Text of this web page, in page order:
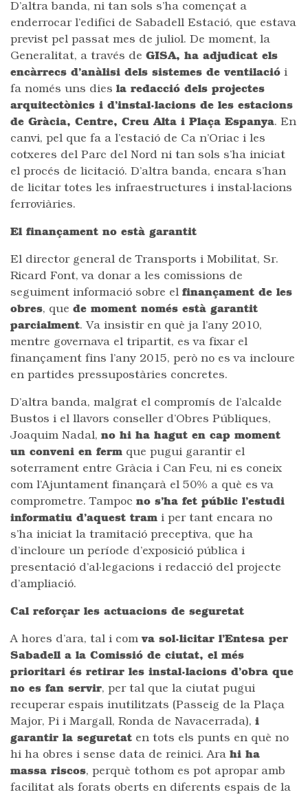
D’altra banda, ni tan sols s’ha començat a
enderrocar l’edifici de Sabadell Estació, que estava
previst pel passat mes de juliol. De moment, la
Generalitat, a través de GISA, ha adjudicat els
encàrrecs d’anàlisi dels sistemes de ventilació i
fa només uns dies la redacció dels projectes
arquitectònics i d’instal·lacions de les estacions
de Gràcia, Centre, Creu Alta i Plaça Espanya. En
canvi, pel que fa a l’estació de Ca n’Oriac i les
cotxeres del Parc del Nord ni tan sols s’ha iniciat
el procés de licitació. D’altra banda, encara s’han
de licitar totes les infraestructures i instal·lacions
ferroviàries.
El finançament no està garantit
El director general de Transports i Mobilitat, Sr.
Ricard Font, va donar a les comissions de
seguiment informació sobre el finançament de les
obres, que de moment només està garantit
parcialment. Va insistir en què ja l’any 2010,
mentre governava el tripartit, es va fixar el
finançament fins l’any 2015, però no es va incloure
en partides pressupostàries concretes.
D’altra banda, malgrat el compromís de l’alcalde
Bustos i el llavors conseller d’Obres Públiques,
Joaquim Nadal, no hi ha hagut en cap moment
un conveni en ferm que pugui garantir el
soterrament entre Gràcia i Can Feu, ni es coneix
com l’Ajuntament finançarà el 50% a què es va
comprometre. Tampoc no s’ha fet públic l’estudi
informatiu d’aquest tram i per tant encara no
s’ha iniciat la tramitació preceptiva, que ha
d’incloure un període d’exposició pública i
presentació d’al·legacions i redacció del projecte
d’ampliació.
Cal reforçar les actuacions de seguretat
A hores d’ara, tal i com va sol·licitar l’Entesa per
Sabadell a la Comissió de ciutat, el més
prioritari és retirar les instal·lacions d’obra que
no es fan servir, per tal que la ciutat pugui
recuperar espais inutilitzats (Passeig de la Plaça
Major, Pi i Margall, Ronda de Navacerrada), i
garantir la seguretat en tots els punts en què no
hi ha obres i sense data de reinici. Ara hi ha
massa riscos, perquè tothom es pot apropar amb
facilitat als forats oberts en diferents espais de la